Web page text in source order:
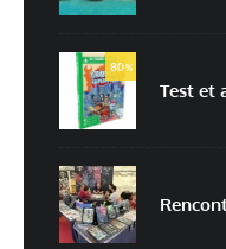
Prévenez-moi de tous les
traitées
80%
Test et